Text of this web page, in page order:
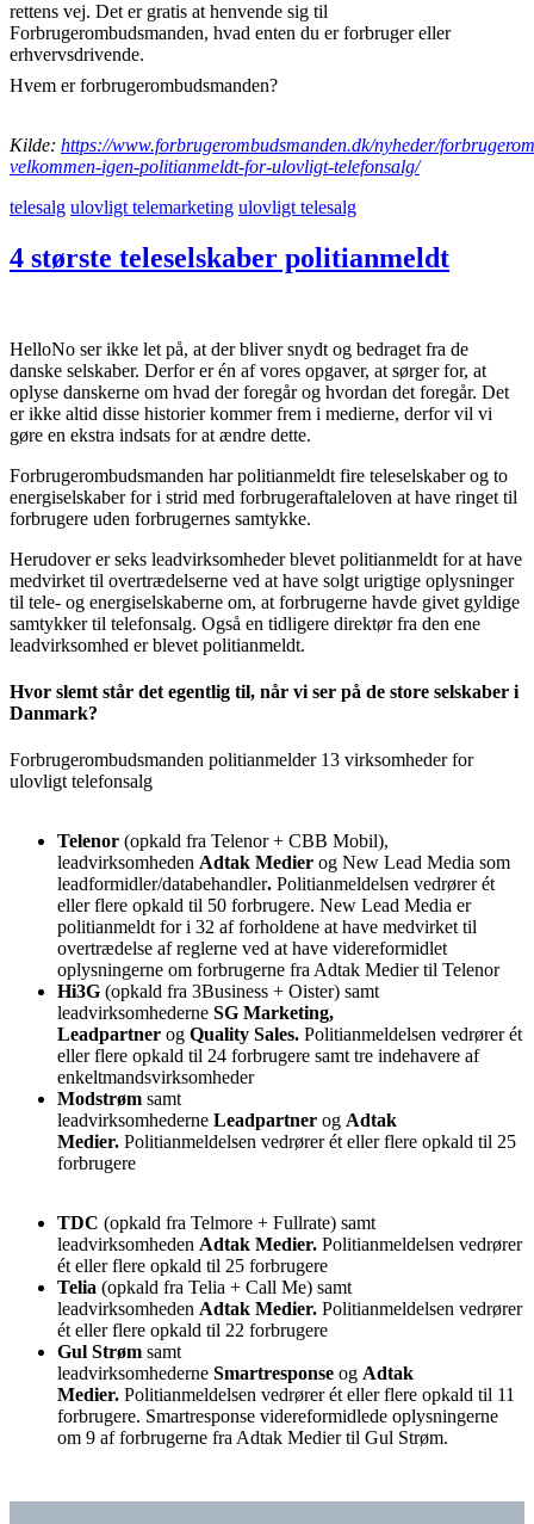
Hvem er forbrugerombudsmanden?
Kilde: https://www.forbrugerombudsmanden.dk/nyheder/
velkommen-igen-politianmeldt-for-ulovligt-telefonsalg/
telesalg ulovligt telemarketing ulovligt telesalg
4 største teleselskaber politianmeldt
HelloNo ser ikke let på, at der bliver snydt og bedraget fra de
danske selskaber. Derfor er én af vores opgaver, at sørger for, at
oplyse danskerne om hvad der foregår og hvordan det foregår. Det
er ikke altid disse historier kommer frem i medierne, derfor vil vi
gøre en ekstra indsats for at ændre dette.
Forbrugerombudsmanden har politianmeldt fire teleselskaber og to
energiselskaber for i strid med forbrugeraftaleloven at have ringet til
forbrugere uden forbrugernes samtykke.
Herudover er seks leadvirksomheder blevet politianmeldt for at have
medvirket til overtrædelserne ved at have solgt urigtige oplysninger
til tele- og energiselskaberne om, at forbrugerne havde givet gyldige
samtykker til telefonsalg. Også en tidligere direktør fra den ene
leadvirksomhed er blevet politianmeldt.
Hvor slemt står det egentlig til, når vi ser på de store selskaber i
Danmark?
Forbrugerombudsmanden politianmelder 13 virksomheder for
ulovligt telefonsalg
Telenor (opkald fra Telenor + CBB Mobil),
leadvirksomheden Adtak Medier og New Lead Media som
leadformidler/databehandler. Politianmeldelsen vedrører ét
eller flere opkald til 50 forbrugere. New Lead Media er
politianmeldt for i 32 af forholdene at have medvirket til
overtrædelse af reglerne ved at have videreformidlet
oplysningerne om forbrugerne fra Adtak Medier til Telenor
Hi3G (opkald fra 3Business + Oister) samt
leadvirksomhederne SG Marketing,
Leadpartner og Quality Sales. Politianmeldelsen vedrører ét
eller flere opkald til 24 forbrugere samt tre indehavere af
enkeltmandsvirksomheder
Modstrøm samt
leadvirksomhederne Leadpartner og Adtak
Medier. Politianmeldelsen vedrører ét eller flere opkald til 25
forbrugere
TDC (opkald fra Telmore + Fullrate) samt
leadvirksomheden Adtak Medier. Politianmeldelsen vedrører
ét eller flere opkald til 25 forbrugere
Telia (opkald fra Telia + Call Me) samt
leadvirksomheden Adtak Medier. Politianmeldelsen vedrører
ét eller flere opkald til 22 forbrugere
Gul Strøm samt
leadvirksomhederne Smartresponse og Adtak
Medier. Politianmeldelsen vedrører ét eller flere opkald til 11
forbrugere. Smartresponse videreformidlede oplysningerne
om 9 af forbrugerne fra Adtak Medier til Gul Strøm.